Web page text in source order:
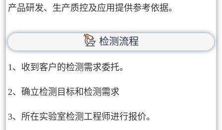
产品研发、生产质控及应用提供参考依据。
检测流程
1、收到客户的检测需求委托。
2、确立检测目标和检测需求
3、所在实验室检测工程师进行报价。